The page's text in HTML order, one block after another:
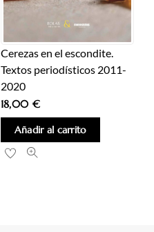
Cerezas en el escondite.
Textos periodísticos 2011-
2020
18,00 €
Añadir al carrito